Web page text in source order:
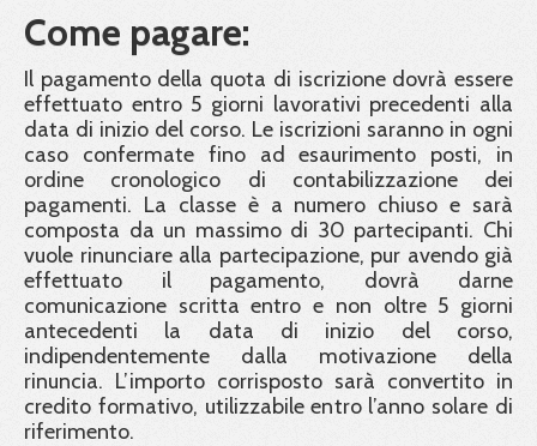
Come pagare:
Il pagamento della quota di iscrizione dovrà essere
effettuato entro 5 giorni lavorativi precedenti alla
data di inizio del corso. Le iscrizioni saranno in ogni
caso confermate fino ad esaurimento posti, in
ordine cronologico di contabilizzazione dei
pagamenti. La classe è a numero chiuso e sarà
composta da un massimo di 30 partecipanti. Chi
vuole rinunciare alla partecipazione, pur avendo già
effettuato il pagamento, dovrà darne
comunicazione scritta entro e non oltre 5 giorni
antecedenti la data di inizio del corso,
indipendentemente dalla motivazione della
rinuncia. L’importo corrisposto sarà convertito in
credito formativo, utilizzabile entro l’anno solare di
riferimento.